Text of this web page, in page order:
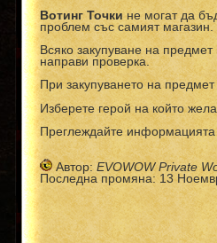
Вотинг Точки не могат да
проблем със самият магазин.
Всяко закупуване на
направи проверка.
При закупуването на
Изберете герой на който
Преглеждайте информацията
Автор:EVOWOW Private
Последна промяна: 13